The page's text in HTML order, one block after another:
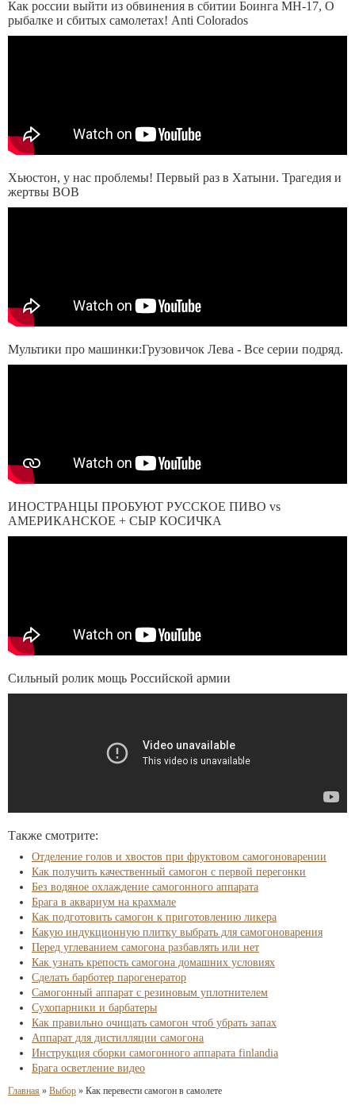
Как россии выйти из обвинения в сбитии Боинга MH-17, О
рыбалке и сбитых самолетах! Anti Colorados
Хьюстон, у нас проблемы! Первый раз в Хатыни. Трагедия и
жертвы ВОВ
Мультики про машинки:Грузовичок Лева - Все серии подряд.
ИНОСТРАНЦЫ ПРОБУЮТ РУССКОЕ ПИВО vs
АМЕРИКАНСКОЕ + СЫР КОСИЧКА
Сильный ролик мощь Российской армии
Также смотрите:
Отделение голов и хвостов при фруктовом самогоноварении
Как получить качественный самогон с первой перегонки
Без водяное охлаждение самогонного аппарата
Брага в аквариум на крахмале
Как подготовить самогон к приготовлению ликера
Какую индукционную плитку выбрать для самогоноварения
Перед углеванием самогона разбавлять или нет
Как узнать крепость самогона домашних условиях
Сделать барботер парогенератор
Самогонный аппарат с резиновым уплотнителем
Сухопарники и барбатеры
Как правильно очищать самогон чтоб убрать запах
Аппарат для дистилляции самогона
Инструкция сборки самогонного аппарата finlandia
Брага осветление видео
Главная » Выбор » Как перевести самогон в самолете